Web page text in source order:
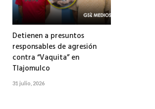
Detienen a presuntos
responsables de agresión
contra “Vaquita” en
Tlajomulco
31 julio, 2026